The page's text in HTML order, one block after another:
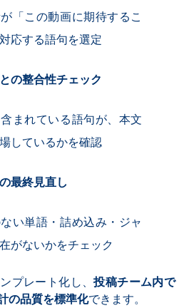
「この動画に期待するこ
応する語句を選定
の整合性チェック
まれている語句が、本文
しているかを確認
最終見直し
い単語・詰め込み・ジャ
がないかをチェック
プレート化し、投稿チーム内で
の品質を標準化できます。